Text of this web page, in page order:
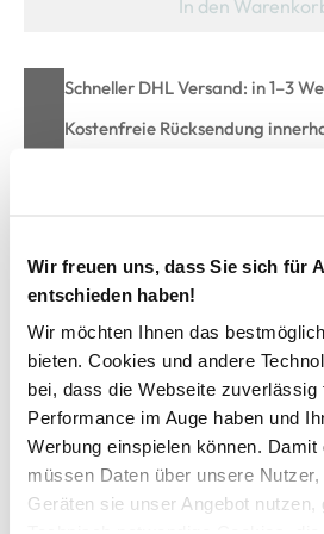
Wir freuen uns, dass Sie sich für
entschieden haben!
Wir möchten Ihnen das
bieten. Cookies und andere
bei, dass die Webseite zuverlässig
Performance im Auge haben und
Werbung einspielen können. Damit
müssen Daten über unsere
Geräten sie unser Angebot nutzen,
In den
Schneller DHL Versand: in 1–3
Kostenfreie Rücksendung
Kostenlose Filiallieferung in Ihre
Zur Wunschliste
Damen Schlupfbluse mit
stilvolle Schlupfbluse von Tom Tailor
mit klassichem Blusenkragen
eleganter V-Auschnitt
durchgehend geknöpft